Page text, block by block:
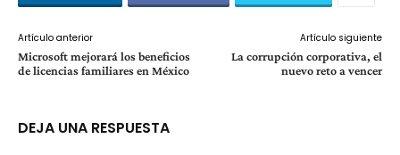
Artículo anterior
Microsoft mejorará los beneficios
de licencias familiares en México
Artículo siguiente
La corrupción corporativa, el
nuevo reto a vencer
DEJA UNA RESPUESTA